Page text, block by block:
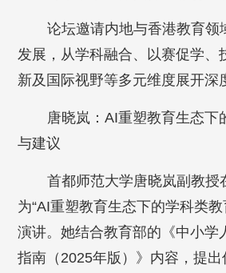
论坛邀请内地与香港教育领
发展，从学科融合、以赛促学、
新及国际视野等多元维度展开深
唐晓岚：AI重塑教育生态下
与建议
首都师范大学唐晓岚副教授
为“AI重塑教育生态下的学科类
演讲。她结合教育部的《中小学
指南（2025年版）》内容，提